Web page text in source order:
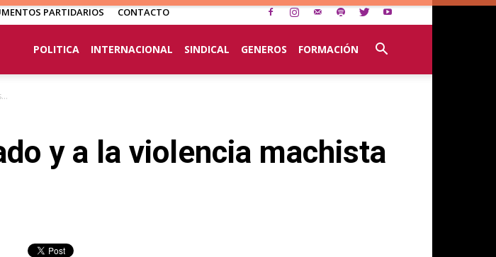
PARTIDARIOS CONTACTO
POLITICA INTERNACIONAL SINDICAL GENEROS FORMACIÓN
y a la violencia machista